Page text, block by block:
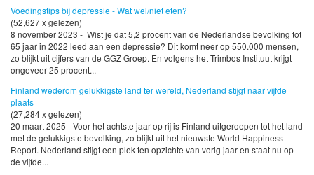
Voedingstips bij depressie - Wat wel/niet eten?
(52,627 x gelezen)
8 november 2023 - Wist je dat 5,2 procent van de Nederlandse bevolking tot
65 jaar in 2022 leed aan een depressie? Dit komt neer op 550.000 mensen,
zo blijkt uit cijfers van de GGZ Groep. En volgens het Trimbos Instituut krijgt
ongeveer 25 procent...
Finland wederom gelukkigste land ter wereld, Nederland stijgt naar vijfde
plaats
(27,284 x gelezen)
20 maart 2025 - Voor het achtste jaar op rij is Finland uitgeroepen tot het land
met de gelukkigste bevolking, zo blijkt uit het nieuwste World Happiness
Report. Nederland stijgt een plek ten opzichte van vorig jaar en staat nu op
de vijfde...